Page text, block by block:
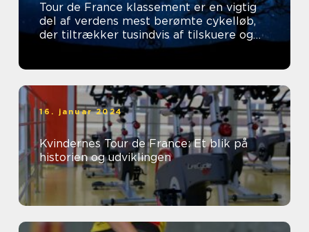
Tour de France klassement er en vigtig
del af verdens mest berømte cykelløb,
der tiltrækker tusindvis af tilskuere og
tv-seere hvert år
16. januar 2024
Kvindernes Tour de France: Et blik på
historien og udviklingen